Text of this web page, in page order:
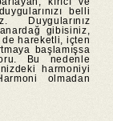
belli
Duygularınız
gibisiniz,
de hareketli, içten
başlamışsa
Bu nedenle
harmoniyi
olmadan